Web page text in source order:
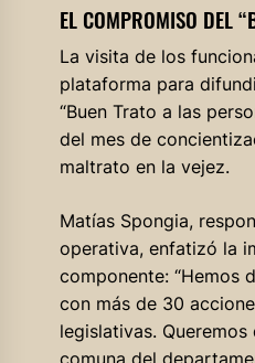
EL COMPROMISO DEL
La visita de los
plataforma para
“Buen Trato a las
del mes de
maltrato en la vejez.
Matías Spongia,
operativa, enfatizó la
componente: “Hemos
con más de 30
legislativas.
comuna del